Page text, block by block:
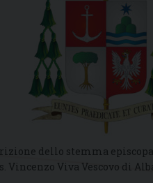
dello stemma
Vincenzo Viva Vescovo di